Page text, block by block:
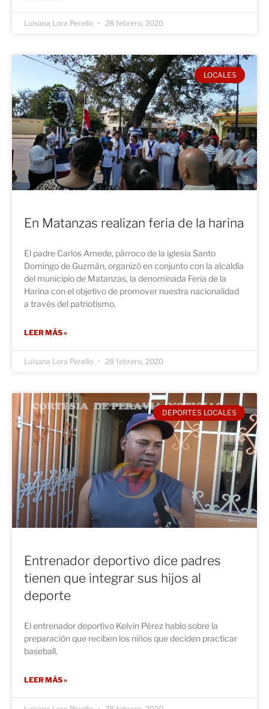
Luisana Lora Perello 28 febrero, 2020
LOCALES
En Matanzas realizan feria de la harina
El padre Carlos Amede, párroco de la iglesia Santo
Domingo de Guzmán, organizó en conjunto con la alcaldía
del municipio de Matanzas, la denominada Feria de la
Harina con el objetivo de promover nuestra nacionalidad
a través del patriotismo.
LEER MÁS »
Luisana Lora Perello 28 febrero, 2020
DEPORTES LOCALES
Entrenador deportivo dice padres
tienen que integrar sus hijos al
deporte
El entrenador deportivo Kelvin Pérez hablo sobre la
preparación que reciben los niños que deciden practicar
baseball.
LEER MÁS »